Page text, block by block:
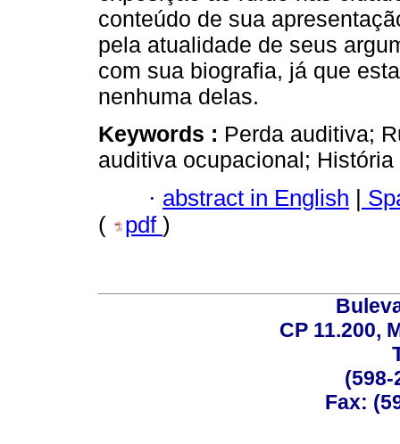
conteúdo de sua
pela atualidade de seus
com sua biografia, já que
nenhuma delas.
Keywords : Perda auditiva;
auditiva ocupacional;
· abstract in English |
(
pdf )
CP 11.200,
(598-
Fax: